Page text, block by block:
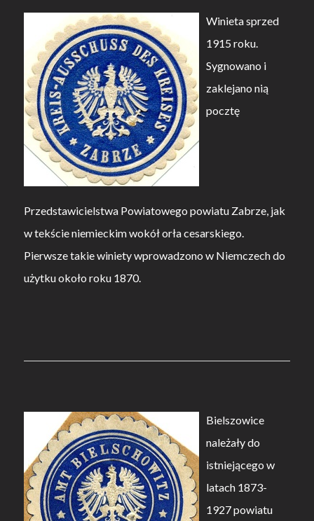
Winieta sprzed
1915 roku.
Sygnowano i
zaklejano nią
pocztę
Przedstawicielstwa Powiatowego powiatu Zabrze, jak
w tekście niemieckim wokół orła cesarskiego.
Pierwsze takie winiety wprowadzono w Niemczech do
użytku około roku 1870.
Bielszowice
należały do
istniejącego w
latach 1873-
1927 powiatu